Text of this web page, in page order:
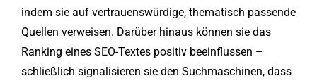
indem sie auf vertrauenswürdige, thematisch passende
Quellen verweisen. Darüber hinaus können sie das
Ranking eines SEO-Textes positiv beeinflussen –
schließlich signalisieren sie den Suchmaschinen, dass